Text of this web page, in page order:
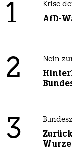
1 Krise
AfD-
2 Nein
3